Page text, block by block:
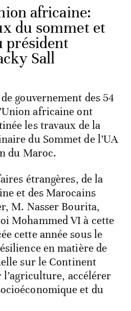
africaine:
du sommet et
président
Sall
gouvernement des 54
africaine ont
les travaux de la
du Sommet de l’UA
du Maroc.
étrangères, de la
et des Marocains
M. Nasser Bourita,
Mohammed VI à cette
cette année sous le
en matière de
sur le Continent
accélérer
et du